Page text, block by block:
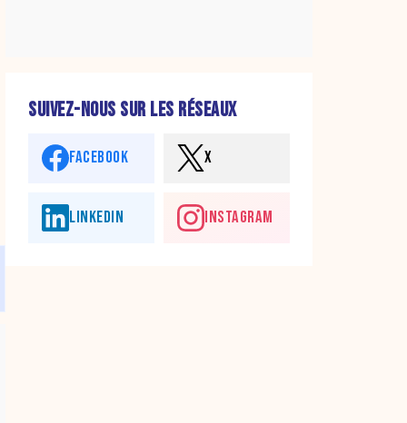
SUIVEZ-NOUS SUR LES RÉSEAUX
FACEBOOK X
LINKEDIN INSTAGRAM